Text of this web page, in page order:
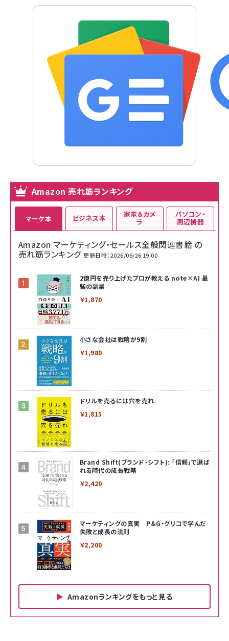
Amazon 売れ筋ランキング
マーケ本
Amazon マーケティング・セールス全般関連書籍 の
売れ筋ランキング 更新日時：2026/06/26 19:00
2億円を売り上げたプロが教える note×AI 最
強の副業
￥1,870
小さな会社は戦略が9割
￥1,980
ドリルを売るには穴を売れ
￥1,815
Brand Shift(ブランド・シフト): 「信頼」で選ば
れる時代の成長戦略
￥2,420
マーケティングの真実 P&G・グリコで学んだ
失敗と成長の法則
￥2,200
Amazonランキングをもっと見る
ビジネス本 家電＆カメ
ラ
パソコン・
周辺機器